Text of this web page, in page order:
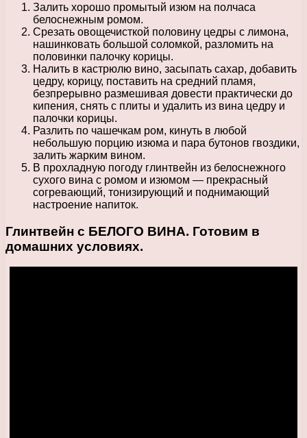
Залить хорошо промытый изюм на полчаса
белоснежным ромом.
Срезать овощечисткой половину цедры с лимона,
нашинковать большой соломкой, разломить на
половинки палочку корицы.
Налить в кастрюлю вино, засыпать сахар, добавить
цедру, корицу, поставить на средний пламя,
безпрерывно размешивая довести практически до
кипения, снять с плиты и удалить из вина цедру и
палочки корицы.
Разлить по чашечкам ром, кинуть в любой
небольшую порцию изюма и пара бутонов гвоздики,
залить жарким вином.
В прохладную погоду глинтвейн из белоснежного
сухого вина с ромом и изюмом — прекрасный
согревающий, тонизирующий и поднимающий
настроение напиток.
Глинтвейн с БЕЛОГО ВИНА. Готовим в
домашних условиях.